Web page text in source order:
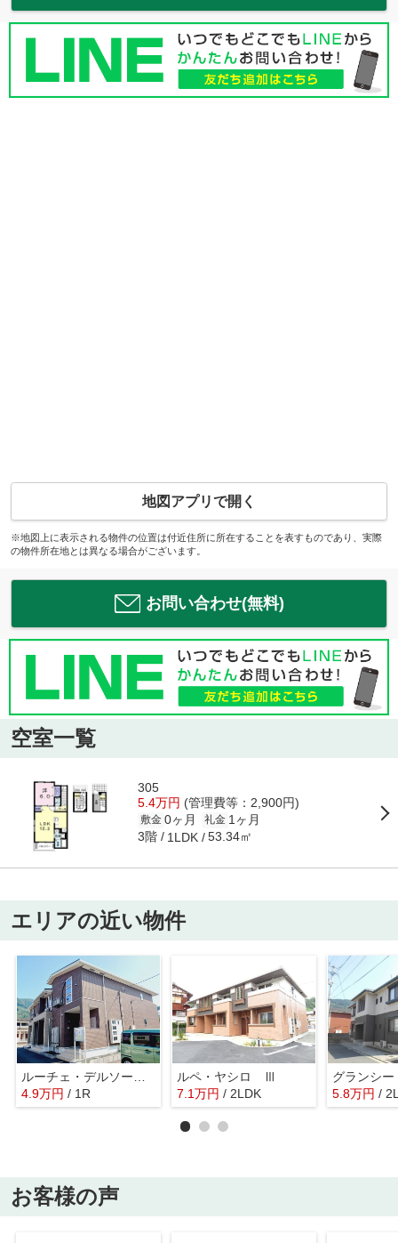
地図アプリで開く
※地図上に表示される物件の位置は付近住所に所在することを表すものであり、実際
の物件所在地とは異なる場合がございます。
お問い合わせ(無料)
空室一覧
305
5.4万円 (管理費等：2,900円)
敷金 0ヶ月 礼金 1ヶ月
3階 1LDK 53.34㎡
エリアの近い物件
4.9万円 / 1R
ルペ・ヤシロ Ⅲ
7.1万円 / 2LDK
グランシー
5.8万円 /
お客様の声